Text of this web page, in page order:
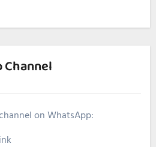
on WhatsApp: